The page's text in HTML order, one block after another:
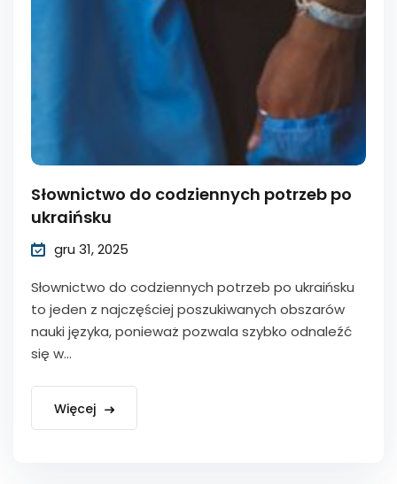
Słownictwo do codziennych potrzeb po
ukraińsku
gru 31, 2025
Słownictwo do codziennych potrzeb po ukraińsku
to jeden z najczęściej poszukiwanych obszarów
nauki języka, ponieważ pozwala szybko odnaleźć
się w...
Więcej